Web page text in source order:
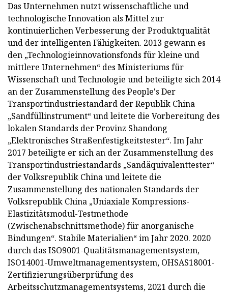
Das Unternehmen nutzt wissenschaftliche und
technologische Innovation als Mittel zur
kontinuierlichen Verbesserung der Produktqualität
und der intelligenten Fähigkeiten. 2013 gewann es
den „Technologieinnovationsfonds für kleine und
mittlere Unternehmen“ des Ministeriums für
Wissenschaft und Technologie und beteiligte sich 2014
an der Zusammenstellung des People's Der
Transportindustriestandard der Republik China
„Sandfüllinstrument“ und leitete die Vorbereitung des
lokalen Standards der Provinz Shandong
„Elektronisches Straßenfestigkeitstester“. Im Jahr
2017 beteiligte er sich an der Zusammenstellung des
Transportindustriestandards „Sandäquivalenttester“
der Volksrepublik China und leitete die
Zusammenstellung des nationalen Standards der
Volksrepublik China „Uniaxiale Kompressions-
Elastizitätsmodul-Testmethode
(Zwischenabschnittsmethode) für anorganische
Bindungen“. Stabile Materialien“ im Jahr 2020. 2020
durch das ISO9001-Qualitätsmanagementsystem,
ISO14001-Umweltmanagementsystem, OHSAS18001-
Zertifizierungsüberprüfung des
Arbeitsschutzmanagementsystems, 2021 durch die